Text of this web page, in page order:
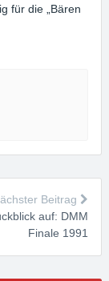
für die „Bären
Beitrag
auf: DMM
Finale 1991